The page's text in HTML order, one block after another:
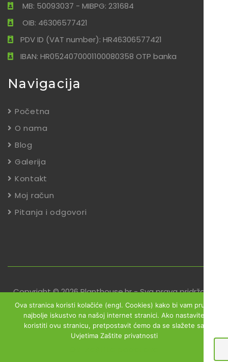
MB: 50093037 - MIBPG: 231684
OIB: 46306577421
PDV ID (VAT number): HR46306577421
IBAN: HR0524070001100080358 OTP banka
Navigacija
Početna
O nama
Blog
Galerija
Kontakt
Moj račun
Pitanja i odgovori
Copyright © 2026 Planthouse.hr - Sva prava pridržana
Uvjeti poslovanja Reklamacije
Zaštita podataka
Izjava o sigurnosti online plaćanja
Obrazac za jednostrani raskid ugovora
Ova stranica koristi kolačiće (engl. Cookies) kako bi vam pružili
najbolje iskustvo na našoj internet stranici. Ako nastavite
koristiti ovu stranicu, pretpostavit ćemo da se slažete sa
Uvjetima Zaštite privatnosti